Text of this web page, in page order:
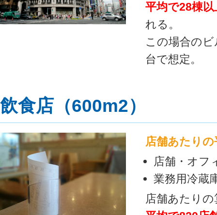
平均で28棟
れる。
この場合の
台で想定。
飲食店（600m2）
店舗あたり
店舗・オフ
業務用冷蔵
店舗あたり